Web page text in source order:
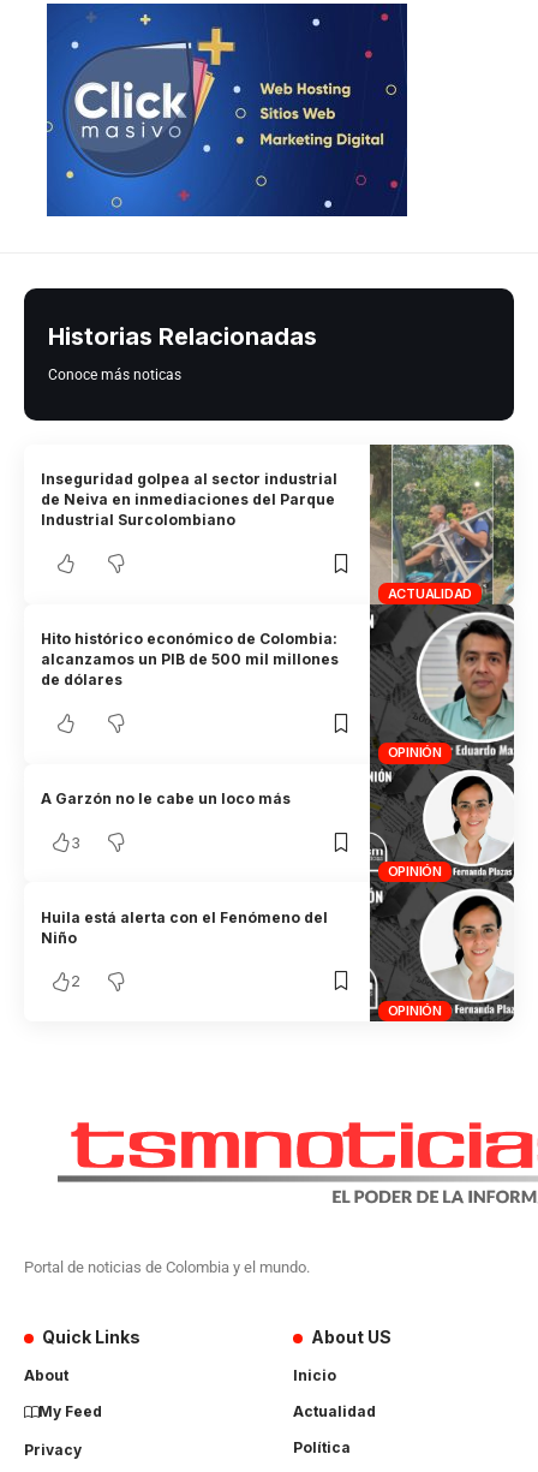
Historias Relacionadas
Conoce más noticas
ACTUALIDAD
Inseguridad golpea al sector industrial
de Neiva en inmediaciones del Parque
Industrial Surcolombiano
OPINIÓN
Hito histórico económico de Colombia:
alcanzamos un PIB de 500 mil millones
de dólares
OPINIÓN
A Garzón no le cabe un loco más
3
OPINIÓN
Huila está alerta con el Fenómeno del
Niño
2
Portal de noticias de Colombia y el mundo.
Quick Links
About
My Feed
Privacy
About US
Inicio
Actualidad
Política